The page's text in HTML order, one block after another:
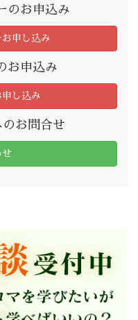
のお申込み
申し込み
お申込み
し込み
お問合せ
せ